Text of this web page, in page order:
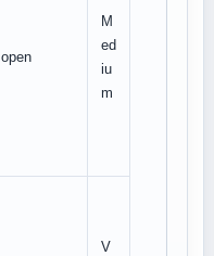
open
M
ed
iu
m
V